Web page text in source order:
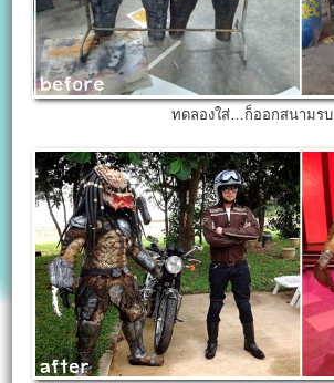
ทดลองใส่…ก็ออกสนามรบ